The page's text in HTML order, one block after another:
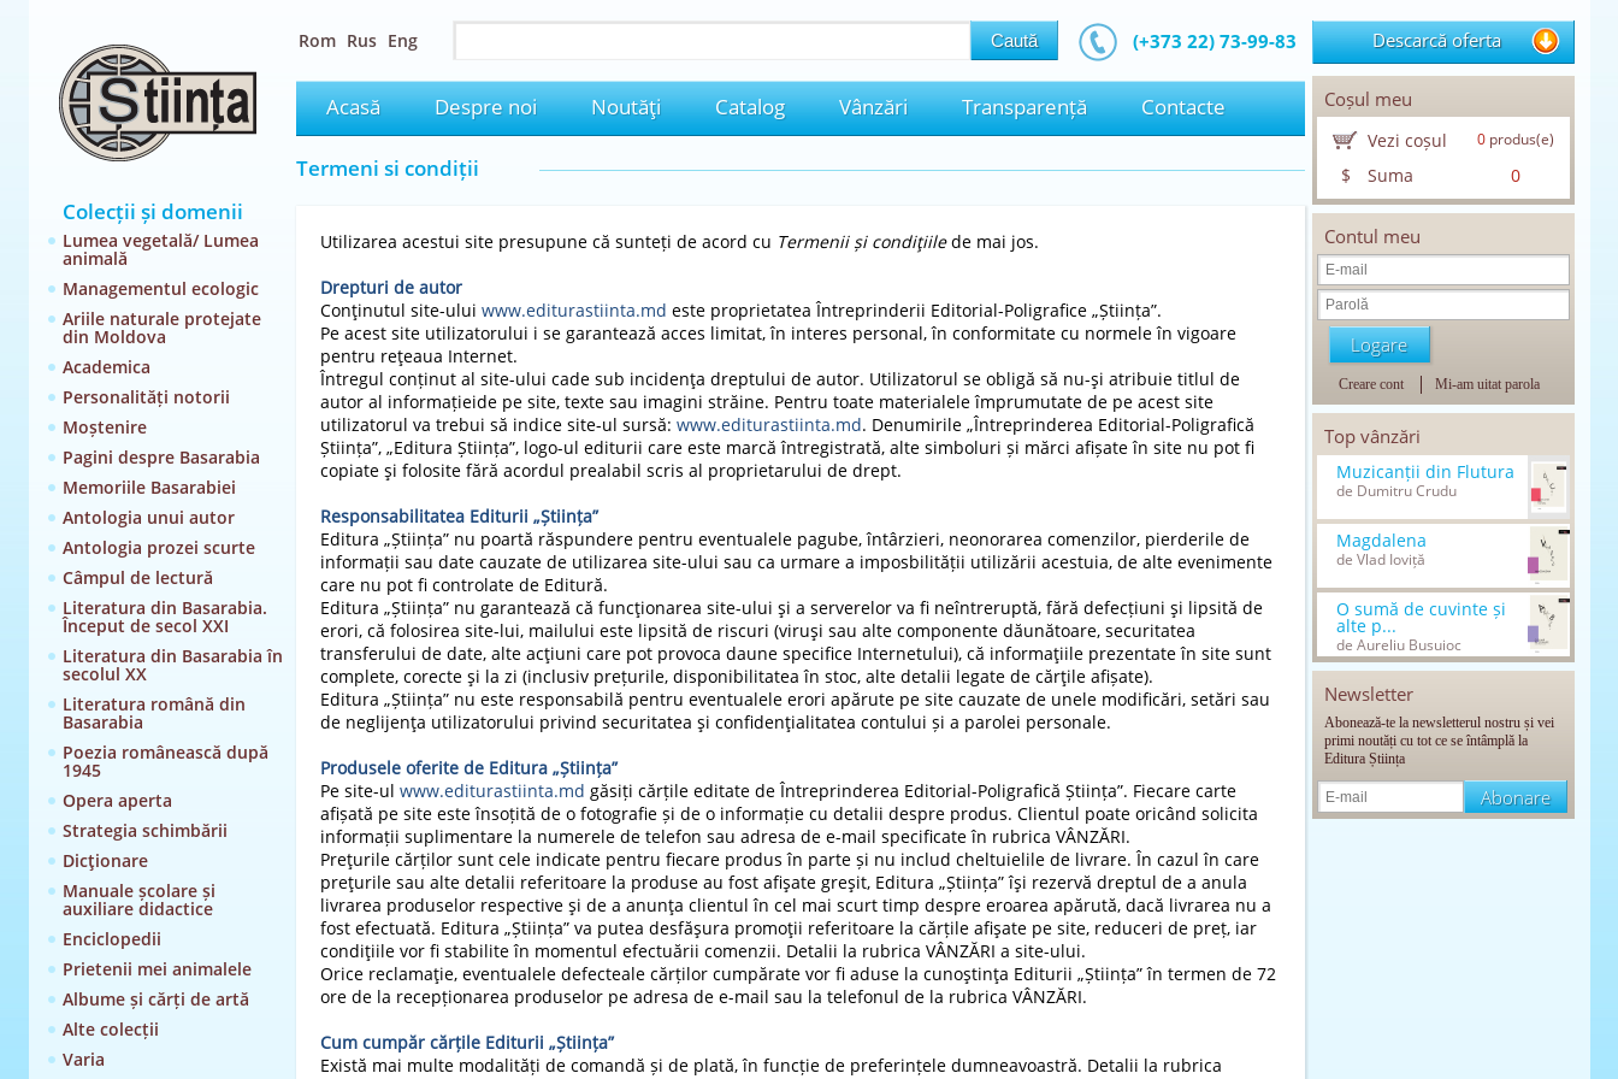
Colecții și domenii
Lumea vegetală/ Lumea
animală
Managementul ecologic
Ariile naturale protejate
din Moldova
Academica
Personalități notorii
Moștenire
Pagini despre Basarabia
Memoriile Basarabiei
Antologia unui autor
Antologia prozei scurte
Câmpul de lectură
Literatura din Basarabia.
Început de secol XXI
Literatura din Basarabia în
secolul XX
Literatura română din
Basarabia
Poezia românească după
1945
Opera aperta
Strategia schimbării
Dicţionare
Manuale școlare și
auxiliare didactice
Enciclopedii
Prietenii mei animalele
Albume și cărți de artă
Alte colecții
Varia
Rom Rus Eng (+373 22) 73-99-83
Acasă Despre noi Noutăţi Catalog Vânzări Transparență Contacte
Termeni si condiții
Utilizarea acestui site presupune că sunteți de acord cu Termenii și condiţiilede mai jos.
Drepturi de autor
Conţinutul site-ului www.editurastiinta.md este proprietatea Întreprinderii Editorial-Poligrafice „Știința”.
Pe acest site utilizatorului i se garantează acces limitat, în interes personal, în conformitate cu normele în vigoare
pentru reţeaua Internet.
Întregul conținut al site-ului cade sub incidenţa dreptului de autor. Utilizatorul se obligă să nu-şi atribuie titlul de
autor al informațieide pe site, texte sau imagini străine. Pentru toate materialele împrumutate de pe acest site
utilizatorul va trebui să indice site-ul sursă: www.editurastiinta.md. Denumirile „Întreprinderea Editorial-Poligrafică
Știința”, „Editura Știința”, logo-ul editurii care este marcă întregistrată, alte simboluri și mărci afișate în site nu pot fi
copiate şi folosite fără acordul prealabil scris al proprietarului de drept.
Responsabilitatea Editurii „Știința”
Editura „Știința” nu poartă răspundere pentru eventualele pagube, întârzieri, neonorarea comenzilor, pierderile de
informații sau date cauzate de utilizarea site-ului sau ca urmare a imposbilității utilizării acestuia, de alte evenimente
care nu pot fi controlate de Editură.
Editura „Știința” nu garantează că funcţionarea site-ului şi a serverelor va fi neîntreruptă, fără defecțiuni şi lipsită de
erori, că folosirea site-lui, mailului este lipsită de riscuri (viruşi sau alte componente dăunătoare, securitatea
transferului de date, alte acţiuni care pot provoca daune specifice Internetului), că informaţiile prezentate în site sunt
complete, corecte şi la zi (inclusiv prețurile, disponibilitatea în stoc, alte detalii legate de cărţile afișate).
Editura „Știința” nu este responsabilă pentru eventualele erori apărute pe site cauzate de unele modificări, setări sau
de neglijenţa utilizatorului privind securitatea şi confidenţialitatea contului și a parolei personale.
Produsele oferite de Editura „Știința”
Pe site-ul www.editurastiinta.md găsiți cărțile editate de Întreprinderea Editorial-Poligrafică Știința”. Fiecare carte
afișată pe site este însoțită de o fotografie și de o informație cu detalii despre produs. Clientul poate oricând solicita
informații suplimentare la numerele de telefon sau adresa de e-mail specificate în rubrica VÂNZĂRI.
Preţurile cărților sunt cele indicate pentru fiecare produs în parte și nu includ cheltuielile de livrare. În cazul în care
preţurile sau alte detalii referitoare la produse au fost afişate greşit, Editura „Știința” îşi rezervă dreptul de a anula
livrarea produselor respective şi de a anunţa clientul în cel mai scurt timp despre eroarea apărută, dacă livrarea nu a
fost efectuată. Editura „Știința” va putea desfăşura promoţii referitoare la cărțile afişate pe site, reduceri de preț, iar
condiţiile vor fi stabilite în momentul efectuării comenzii. Detalii la rubrica VÂNZĂRI a site-ului.
Orice reclamaţie, eventualele defecteale cărților cumpărate vor fi aduse la cunoştinţa Editurii „Știința” în termen de 72
ore de la recepționarea produselor pe adresa de e-mail sau la telefonul de la rubrica VÂNZĂRI.
Cum cumpărcărțile Editurii „Știința”
Există mai multe modalități de comandă și de plată, în funcție de preferințele dumneavoastră. Detalii la rubrica
Descarcă oferta
Coșul meu
Vezi coșul 0produs(e)
$ Suma 0
Contul meu
Creare cont Mi-am uitat parola
Top vânzări
Muzicanții din Flutura
de Dumitru Crudu
Magdalena
de Vlad Ioviță
O sumă de cuvinte și
alte p...
de Aureliu Busuioc
Newsletter
Abonează-te la newsletterul nostru și vei
primi noutăți cu tot ce se întâmplă la
Editura Știința